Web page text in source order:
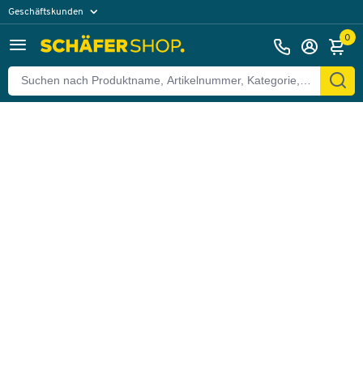
Geschäftskunden
0
Zurück